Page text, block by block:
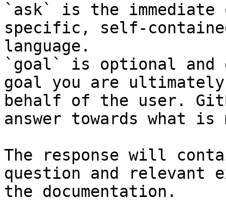
`ask` is the
specific, self-
language.
`goal` is optional and
goal you are
behalf of the user.
answer towards what
The response will
question and relevant
the documentation.